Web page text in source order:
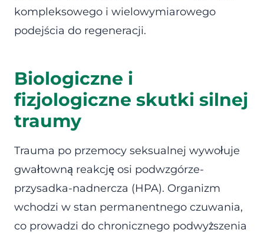
kompleksowego i wielowymiarowego
podejścia do regeneracji.
Biologiczne i
fizjologiczne skutki silnej
traumy
Trauma po przemocy seksualnej wywołuje
gwałtowną reakcję osi podwzgórze-
przysadka-nadnercza (HPA). Organizm
wchodzi w stan permanentnego czuwania,
co prowadzi do chronicznego podwyższenia